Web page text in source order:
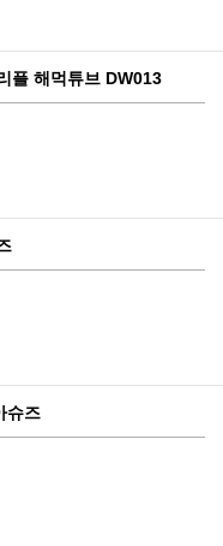
플 해먹튜브 DW013
슈즈